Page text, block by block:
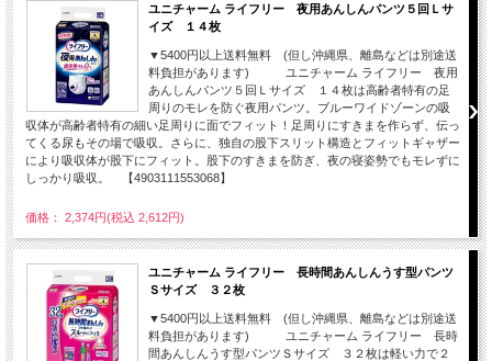
ユニチャーム ライフリー 夜用あんしんパンツ５回Ｌサ
イズ １４枚
▼5400円以上送料無料 (但し沖縄県、離島などは別途送
料負担があります) ユニチャーム ライフリー 夜用
あんしんパンツ５回Ｌサイズ １４枚は高齢者特有の足
周りのモレを防ぐ夜用パンツ。ブルーワイドゾーンの吸
収体が高齢者特有の細い足周りに面でフィット！足周りにすきまを作らず、伝っ
てくる尿もその場で吸収。さらに、独自の股下スリット構造とフィットギャザー
により吸収体が股下にフィット。股下のすきまを防ぎ、夜の寝姿勢でもモレずに
しっかり吸収。 【4903111553068】
価格： 2,374円(税込 2,612円)
ユニチャーム ライフリー 長時間あんしんうす型パンツ
Ｓサイズ ３２枚
▼5400円以上送料無料 (但し沖縄県、離島などは別途送
料負担があります) ユニチャーム ライフリー 長時
間あんしんうす型パンツＳサイズ ３２枚は軽い力で２